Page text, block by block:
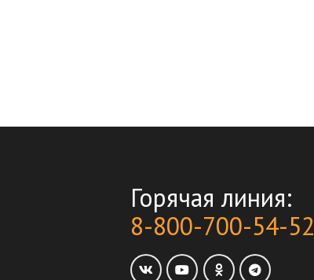
Горячая линия:
8-800-700-54-52